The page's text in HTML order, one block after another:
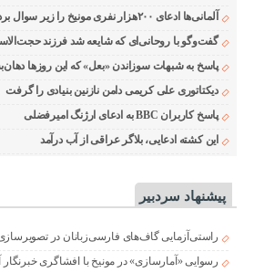
آلمانی‌ها ادعای ۲۰۰هزار نفری مونیخ را زیر سوال بردند
گفت‌وگو با روحانی‌ای که شایعه شد فرزند
پاسخ به شبهات سوزاندن «بعل» که این روزها
دیکتاتوری علی کریمی دامن نازنین بنیادی را گرفت
پاسخ کاربران BBC به ادعای ارژنگ امیرفضلی
این کشته ادعایی، بلاگر عراقی از آب درآمد
پیشنهاد سردبیر
راستی‌آزمایی گاف‌های فارسی‌زبانان در
رسوایی «آمارسازی» در مونیخ با افشاگری خبرنگار